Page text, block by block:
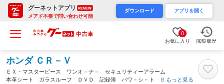
グーネットアプリ RENEW
メアド不要で問い合わせ可能
ダウンロード アプリを開く
0
お気に入り 閲覧履歴
ホンダ ＣＲ－Ｖ
ＥＸ・マスターピース ワンオ－ナ－ セキュリティーアラーム
本革シート ガラスルーフ ＤＶＤ 記録簿 パワ－シ－ト Ｂカもっと見る